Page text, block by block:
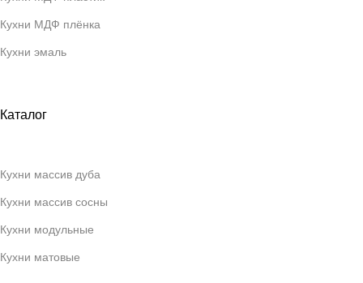
Кухни МДФ плёнка
Кухни эмаль
Каталог
Кухни массив дуба
Кухни массив сосны
Кухни модульные
Кухни матовые